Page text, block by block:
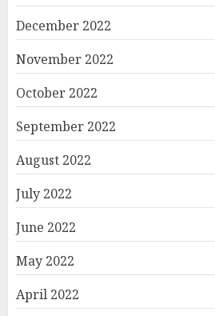
December 2022
November 2022
October 2022
September 2022
August 2022
July 2022
June 2022
May 2022
April 2022